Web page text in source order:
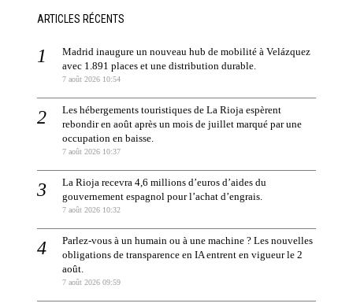
ARTICLES RÉCENTS
Madrid inaugure un nouveau hub de mobilité à Velázquez
avec 1.891 places et une distribution durable.
7 août 2026 10:54
Les hébergements touristiques de La Rioja espèrent
rebondir en août après un mois de juillet marqué par une
occupation en baisse.
7 août 2026 10:37
La Rioja recevra 4,6 millions d’euros d’aides du
gouvernement espagnol pour l’achat d’engrais.
7 août 2026 10:32
Parlez-vous à un humain ou à une machine ? Les nouvelles
obligations de transparence en IA entrent en vigueur le 2
août.
7 août 2026 09:59